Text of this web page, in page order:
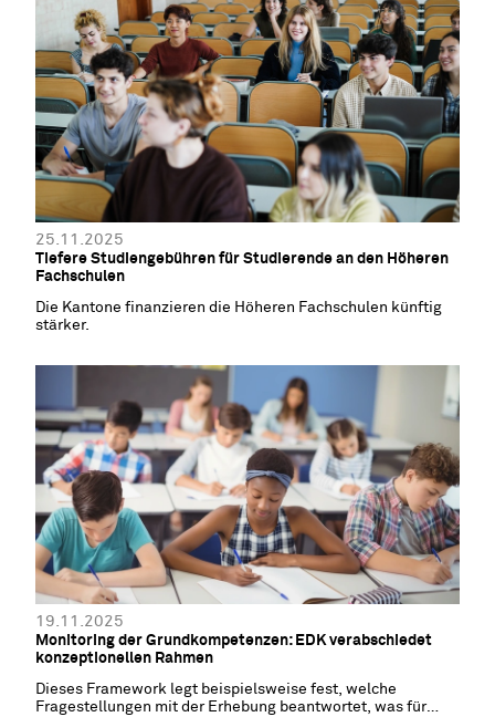
25.11.2025
Tiefere Studiengebühren für Studierende an den Höheren
Fachschulen
Die Kantone finanzieren die Höheren Fachschulen künftig
stärker.
19.11.2025
Monitoring der Grundkompetenzen: EDK verabschiedet
konzeptionellen Rahmen
Dieses Framework legt beispielsweise fest, welche
Fragestellungen mit der Erhebung beantwortet, was für